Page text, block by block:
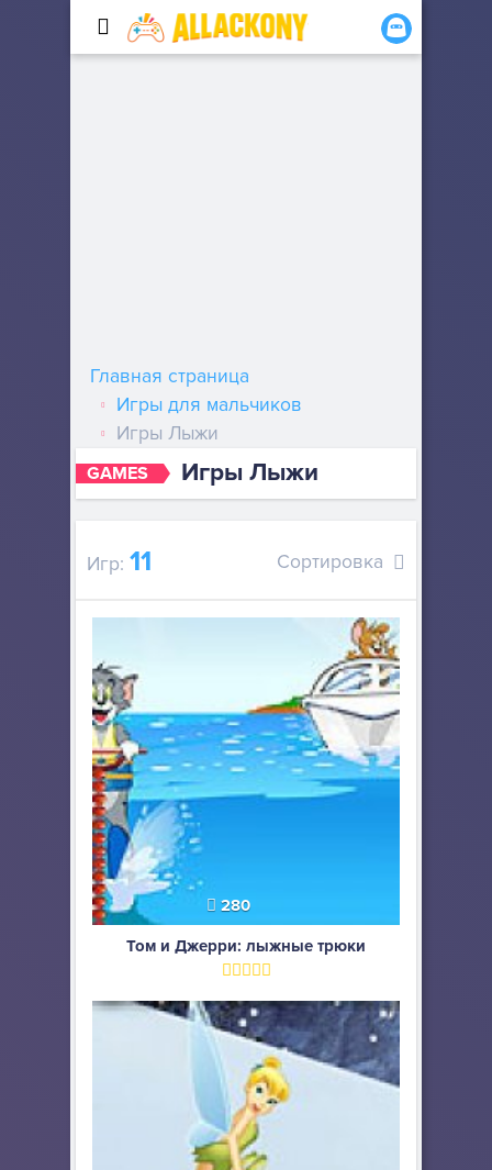
GAMES Игры Лыжи
Главная страница
Игры для мальчиков
Игры Лыжи
Игр: 11 Сортировка
280
Том и Джерри: лыжные трюки